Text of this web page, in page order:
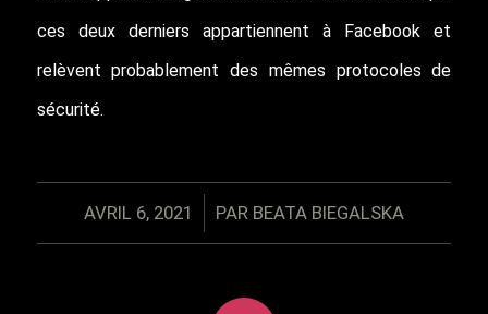
ces deux derniers appartiennent à Facebook et
relèvent probablement des mêmes protocoles de
sécurité.
AVRIL 6, 2021
/ PAR BEATA BIEGALSKA